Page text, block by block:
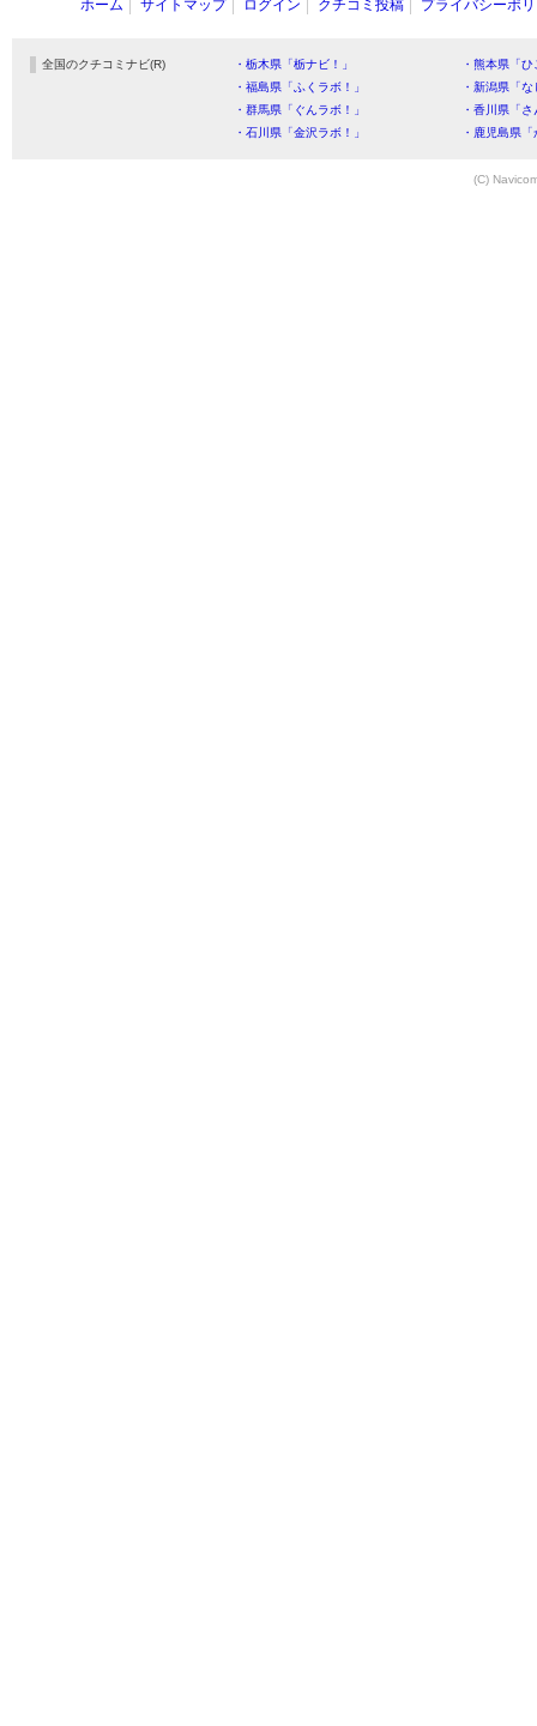
ホーム サイトマップ ログイン クチコミ投稿 プライバシーポ
全国のクチコミナビ(R) ・栃木県「栃ナビ！」
・熊本県「
・福島県「ふくラボ！」
・新潟県「
・群馬県「ぐんラボ！」
・香川県「
・石川県「金沢ラボ！」
・鹿児島県
(C)